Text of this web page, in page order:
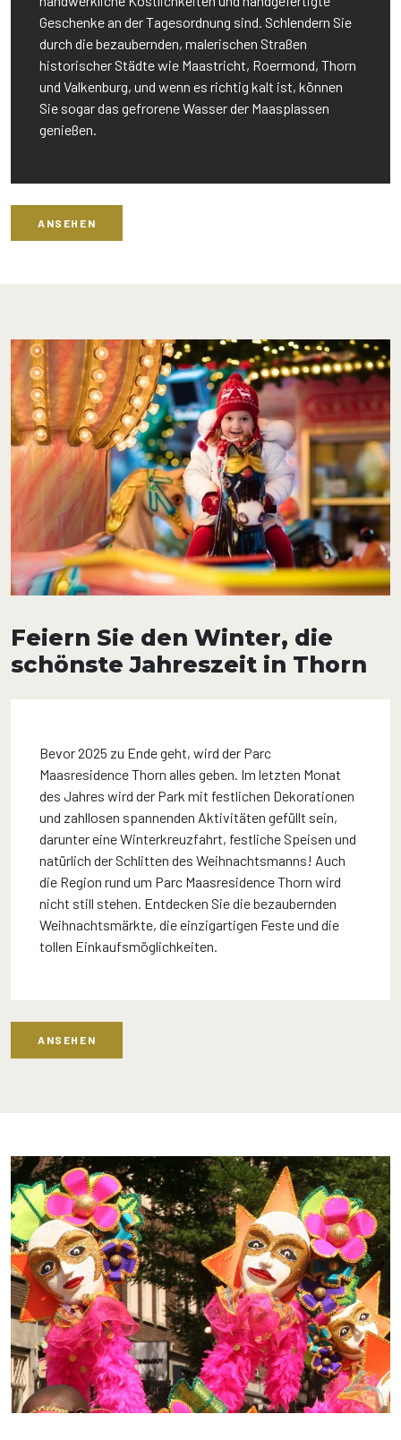
Geschenke an der Tagesordnung sind. Schlendern Sie
durch die bezaubernden, malerischen Straßen
historischer Städte wie Maastricht, Roermond, Thorn
und Valkenburg, und wenn es richtig kalt ist, können
Sie sogar das gefrorene Wasser der Maasplassen
genießen.
ANSEHEN
Feiern Sie den Winter, die
schönste Jahreszeit in Thorn
Bevor 2025 zu Ende geht, wird der Parc
Maasresidence Thorn alles geben. Im letzten Monat
des Jahres wird der Park mit festlichen Dekorationen
und zahllosen spannenden Aktivitäten gefüllt sein,
darunter eine Winterkreuzfahrt, festliche Speisen und
natürlich der Schlitten des Weihnachtsmanns! Auch
die Region rund um Parc Maasresidence Thorn wird
nicht still stehen. Entdecken Sie die bezaubernden
Weihnachtsmärkte, die einzigartigen Feste und die
tollen Einkaufsmöglichkeiten.
ANSEHEN